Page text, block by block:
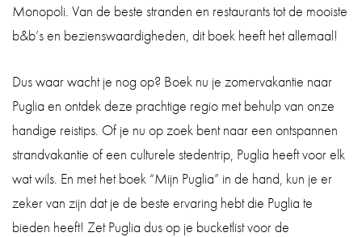
Monopoli. Van de beste stranden en restaurants tot de mooiste
b&b’s en bezienswaardigheden, dit boek heeft het allemaal!
Dus waar wacht je nog op? Boek nu je zomervakantie naar
Puglia en ontdek deze prachtige regio met behulp van onze
handige reistips. Of je nu op zoek bent naar een ontspannen
strandvakantie of een culturele stedentrip, Puglia heeft voor elk
wat wils. En met het boek “Mijn Puglia” in de hand, kun je er
zeker van zijn dat je de beste ervaring hebt die Puglia te
bieden heeft! Zet Puglia dus op je bucketlist voor de